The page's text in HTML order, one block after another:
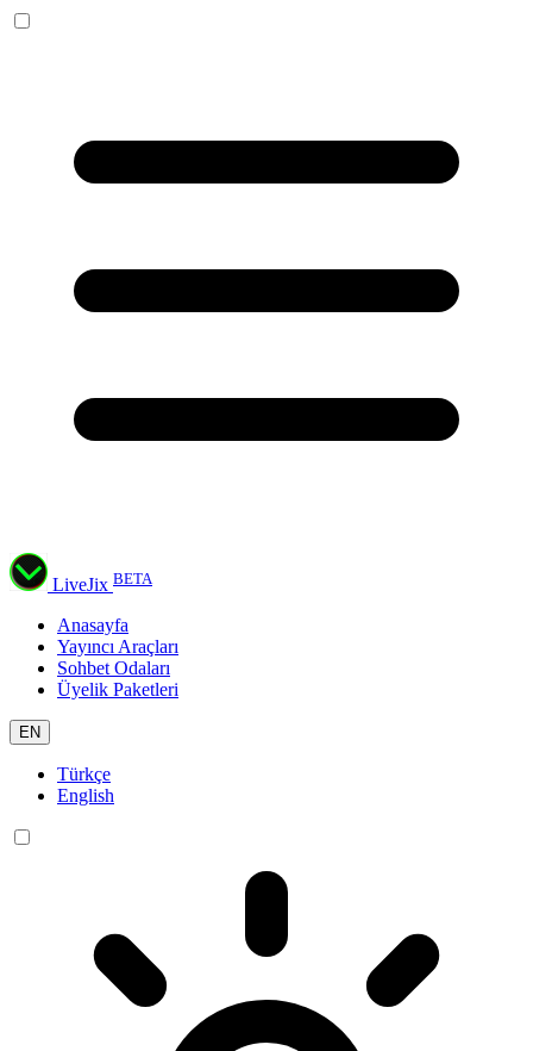
LiveJix BETA
Anasayfa
Yayıncı Araçları
Sohbet Odaları
Üyelik Paketleri
EN
Türkçe
English